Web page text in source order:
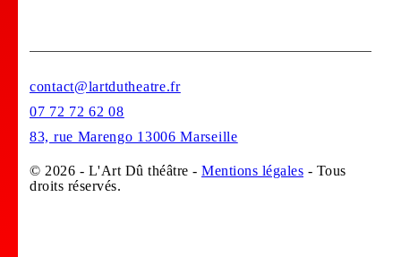
contact@lartdutheatre.fr
07 72 72 62 08
83, rue Marengo 13006 Marseille
© 2026 - L'Art Dû théâtre - Mentions légales - Tous
droits réservés.